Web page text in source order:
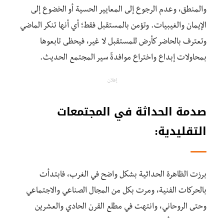
والمنطق، وعدم الرجوع إلى المعايير الحسية أو الخضوع إلى
الإيمان والغيبيات. وتؤمن بالمستقبل فقط؛ أي أنها تنكر الماضي
وتعترف بالحاضر كأرض للمستقبل لا غير، فيحظى تابعوها
بمحاولات إبداع واختراع موافدةً سير المجتمع الحديث.
إعلان
صدمة الحداثة في المجتمعات
التقليدية:
برزت الظاهرة الحداثية بشكل واضح في الغرب، فابتدأت
بالحركات الفنية، ومرت بكل من المجال الصناعي والاجتماعي
وحتى الروحاني، وانتهت في مطلع القرن الحادي والعشرين